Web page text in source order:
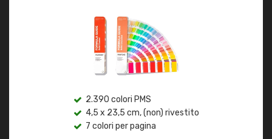
2.390 colori PMS
4,5 x 23,5 cm, (non) rivestito
7 colori per pagina